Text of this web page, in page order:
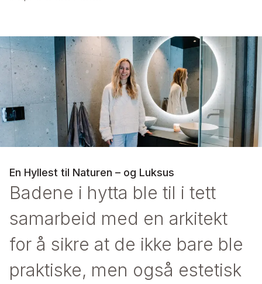
En Hyllest til Naturen – og Luksus
Badene i hytta ble til i tett
samarbeid med en arkitekt
for å sikre at de ikke bare ble
praktiske, men også estetisk